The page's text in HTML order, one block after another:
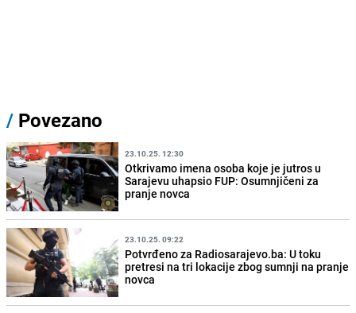
/ Povezano
23.10.25. 12:30
Otkrivamo imena osoba koje je jutros u
Sarajevu uhapsio FUP: Osumnjičeni za
pranje novca
23.10.25. 09:22
Potvrđeno za Radiosarajevo.ba: U toku
pretresi na tri lokacije zbog sumnji na pranje
novca